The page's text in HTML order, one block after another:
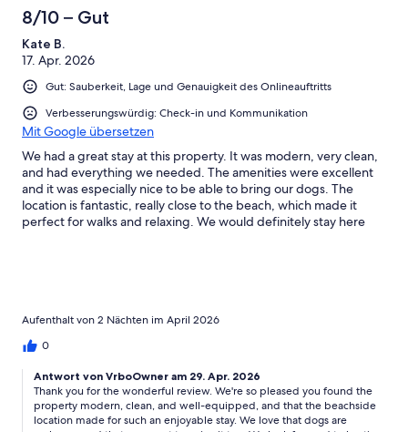
8/10 – Gut
Kate B.
17. Apr. 2026
Gut: Sauberkeit, Lage und Genauigkeit des Onlineauftritts
Verbesserungswürdig: Check-in und Kommunikation
Mit Google übersetzen
We had a great stay at this property. It was modern, very clean,
and had everything we needed. The amenities were excellent
and it was especially nice to be able to bring our dogs. The
location is fantastic, really close to the beach, which made it
perfect for walks and relaxing. We would definitely stay here
Aufenthalt von 2 Nächten im April 2026
0
Antwort von VrboOwner am 29. Apr. 2026
Thank you for the wonderful review. We're so pleased you found the
property modern, clean, and well-equipped, and that the beachside
location made for such an enjoyable stay. We love that dogs are